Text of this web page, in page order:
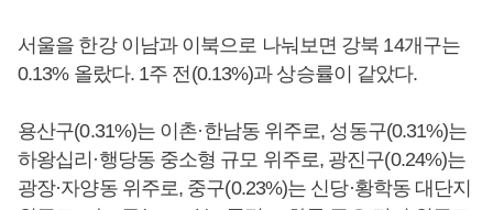
서울을 한강 이남과 이북으로 나눠보면 강북 14개구는
0.13% 올랐다. 1주 전(0.13%)과 상승률이 같았다.
용산구(0.31%)는 이촌·한남동 위주로, 성동구(0.31%)는
하왕십리·행당동 중소형 규모 위주로, 광진구(0.24%)는
광장·자양동 위주로, 중구(0.23%)는 신당·황학동 대단지